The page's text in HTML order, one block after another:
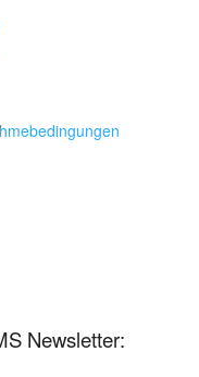
Newsletter: